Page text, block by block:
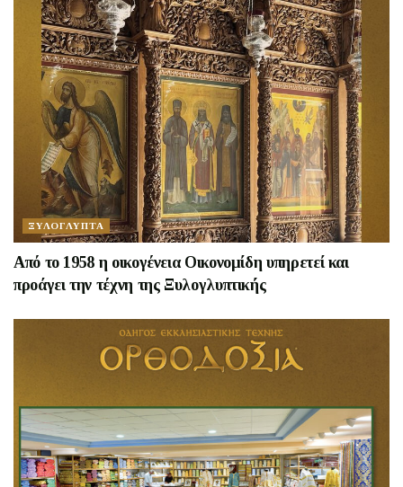
ΞΥΛΟΓΛΥΠΤΑ
Από το 1958 η οικογένεια Οικονομίδη υπηρετεί και
προάγει την τέχνη της Ξυλογλυπτικής